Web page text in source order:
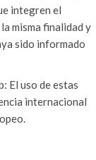
integren el
misma finalidad y
sido informado
El uso de estas
internacional